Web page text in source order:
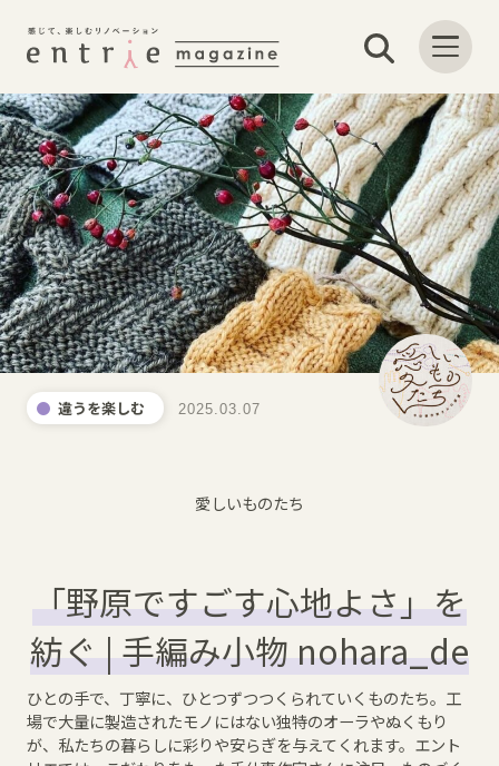
違うを楽しむ 2025.03.07
愛しいものたち
「野原ですごす心地よさ」を
紡ぐ | 手編み小物 nohara_de
ひとの手で、丁寧に、ひとつずつつくられていくものたち。工
場で大量に製造されたモノにはない独特のオーラやぬくもり
が、私たちの暮らしに彩りや安らぎを与えてくれます。エント